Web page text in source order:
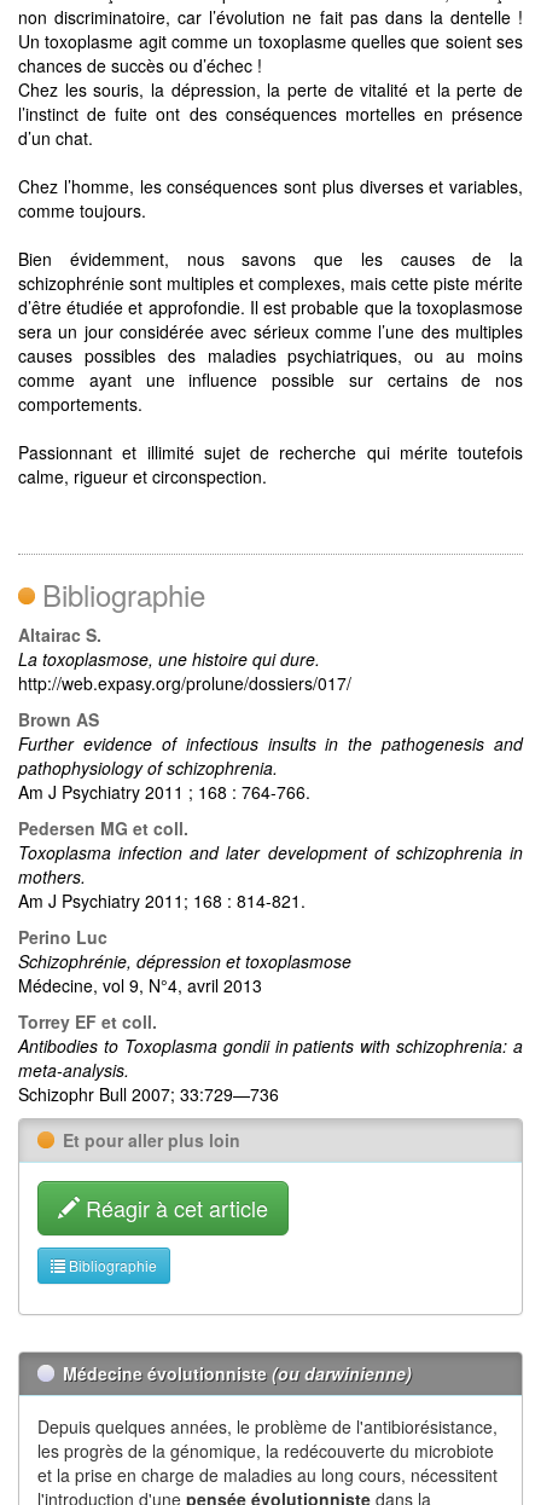
non discriminatoire, car l’évolution ne fait pas dans la dentelle !
Un toxoplasme agit comme un toxoplasme quelles que soient ses
chances de succès ou d’échec !
Chez les souris, la dépression, la perte de vitalité et la perte de
l’instinct de fuite ont des conséquences mortelles en présence
d’un chat.
Chez l’homme, les conséquences sont plus diverses et variables,
comme toujours.
Bien évidemment, nous savons que les causes de la
schizophrénie sont multiples et complexes, mais cette piste mérite
d’être étudiée et approfondie. Il est probable que la toxoplasmose
sera un jour considérée avec sérieux comme l’une des multiples
causes possibles des maladies psychiatriques, ou au moins
comme ayant une influence possible sur certains de nos
comportements.
Passionnant et illimité sujet de recherche qui mérite toutefois
calme, rigueur et circonspection.
Bibliographie
Altairac S.
La toxoplasmose, une histoire qui dure.
http://web.expasy.org/prolune/dossiers/017/
Brown AS
Further evidence of infectious insults in the pathogenesis and
pathophysiology of schizophrenia.
Am J Psychiatry 2011 ; 168 : 764-766.
Pedersen MG et coll.
Toxoplasma infection and later development of schizophrenia in
mothers.
Am J Psychiatry 2011; 168 : 814-821.
Perino Luc
Schizophrénie, dépression et toxoplasmose
Médecine, vol 9, N°4, avril 2013
Torrey EF et coll.
Antibodies to Toxoplasma gondii in patients with schizophrenia: a
meta-analysis.
Schizophr Bull 2007; 33:729—736
Et pour aller plus loin
Réagir à cet article
Bibliographie
Médecine évolutionniste (ou darwinienne)
Depuis quelques années, le problème de l'antibiorésistance,
les progrès de la génomique, la redécouverte du microbiote
et la prise en charge de maladies au long cours, nécessitent
l'introduction d'une pensée évolutionniste dans la